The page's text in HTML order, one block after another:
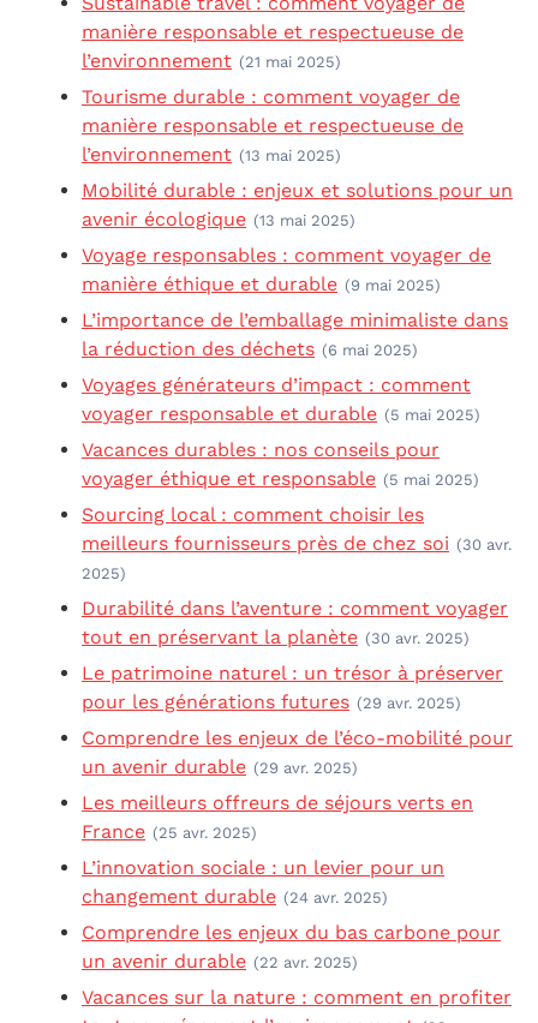
manière responsable et respectueuse de
l’environnement (21 mai 2025)
Tourisme durable : comment voyager de
manière responsable et respectueuse de
l’environnement (13 mai 2025)
Mobilité durable : enjeux et solutions pour un
avenir écologique (13 mai 2025)
Voyage responsables : comment voyager de
manière éthique et durable (9 mai 2025)
L’importance de l’emballage minimaliste dans
la réduction des déchets (6 mai 2025)
Voyages générateurs d’impact : comment
voyager responsable et durable (5 mai 2025)
Vacances durables : nos conseils pour
voyager éthique et responsable (5 mai 2025)
Sourcing local : comment choisir les
meilleurs fournisseurs près de chez soi (30 avr.
2025)
Durabilité dans l’aventure : comment voyager
tout en préservant la planète (30 avr. 2025)
Le patrimoine naturel : un trésor à préserver
pour les générations futures (29 avr. 2025)
Comprendre les enjeux de l’éco-mobilité pour
un avenir durable (29 avr. 2025)
Les meilleurs offreurs de séjours verts en
France (25 avr. 2025)
L’innovation sociale : un levier pour un
changement durable (24 avr. 2025)
Comprendre les enjeux du bas carbone pour
un avenir durable (22 avr. 2025)
Vacances sur la nature : comment en profiter